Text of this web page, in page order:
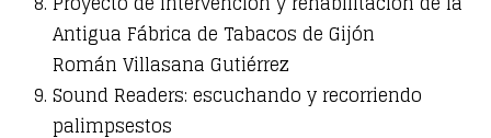
Antigua Fábrica de Tabacos de Gijón
Román Villasana Gutiérrez
Sound Readers: escuchando y recorriendo
palimpsestos